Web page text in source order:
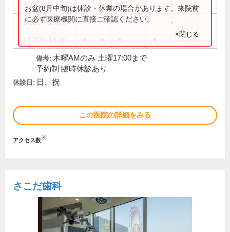
9:00～13:00 ● ● ● ● ●
14:30～17:00
お盆(8月中旬)は休診・休業の場合があります。来院前
に必ず医療機関に直接ご確認ください。
×閉じる
備考: 木曜AMのみ 土曜17:00まで
予約制 臨時休診あり
休診日: 日、祝
この医院の詳細をみる
アクセス数※
さこだ歯科